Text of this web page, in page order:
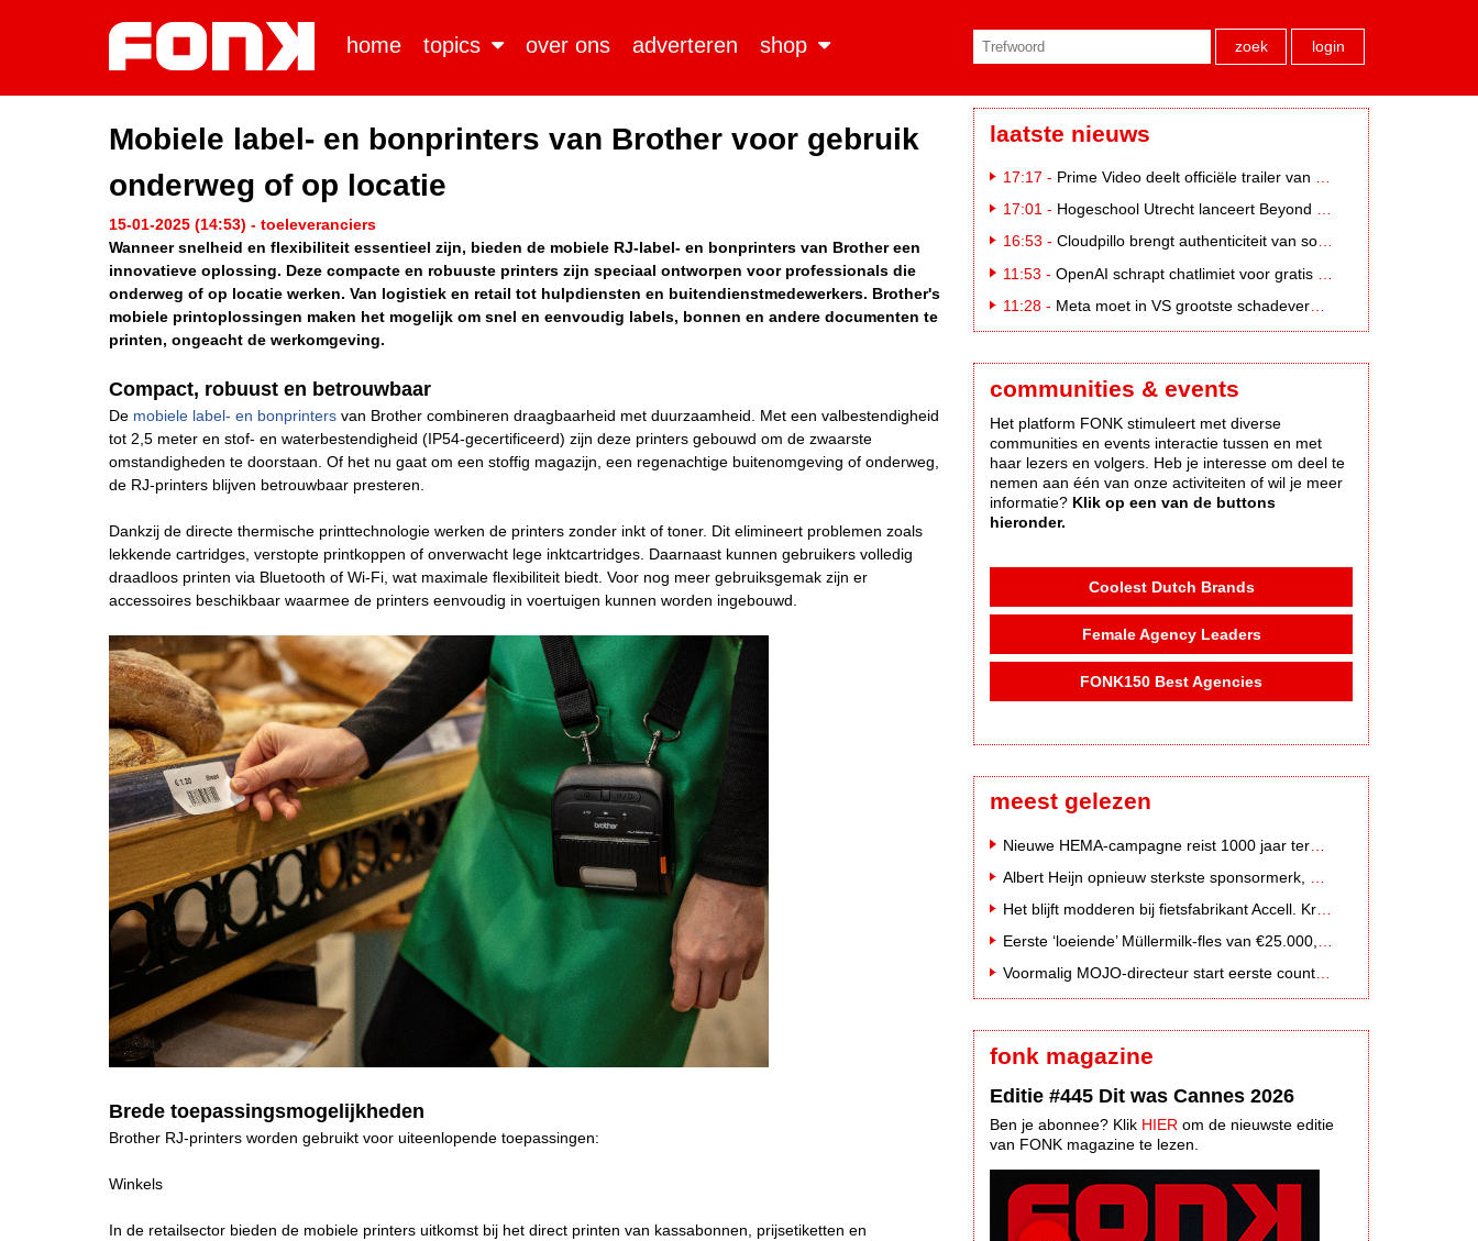
home topics over ons adverteren shop zoek login
Mobiele label- en bonprinters van Brother voor gebruik
onderweg of op locatie
15-01-2025 (14:53) - toeleveranciers
Wanneer snelheid en flexibiliteit essentieel zijn, bieden de mobiele RJ-label- en bonprinters van Brother een
innovatieve oplossing. Deze compacte en robuuste printers zijn speciaal ontworpen voor professionals die
onderweg of op locatie werken. Van logistiek en retail tot hulpdiensten en buitendienstmedewerkers. Brother's
mobiele printoplossingen maken het mogelijk om snel en eenvoudig labels, bonnen en andere documenten te
printen, ongeacht de werkomgeving.
Compact, robuust en betrouwbaar
De mobiele label- en bonprinters van Brother combineren draagbaarheid met duurzaamheid. Met een valbestendigheid
tot 2,5 meter en stof- en waterbestendigheid (IP54-gecertificeerd) zijn deze printers gebouwd om de zwaarste
omstandigheden te doorstaan. Of het nu gaat om een stoffig magazijn, een regenachtige buitenomgeving of onderweg,
de RJ-printers blijven betrouwbaar presteren.
Dankzij de directe thermische printtechnologie werken de printers zonder inkt of toner. Dit elimineert problemen zoals
lekkende cartridges, verstopte printkoppen of onverwacht lege inktcartridges. Daarnaast kunnen gebruikers volledig
draadloos printen via Bluetooth of Wi-Fi, wat maximale flexibiliteit biedt. Voor nog meer gebruiksgemak zijn er
accessoires beschikbaar waarmee de printers eenvoudig in voertuigen kunnen worden ingebouwd.
Brede toepassingsmogelijkheden
Brother RJ-printers worden gebruikt voor uiteenlopende toepassingen:
Winkels
In de retailsector bieden de mobiele printers uitkomst bij het direct printen van kassabonnen, prijsetiketten en
laatste nieuws
17:17 - Prime Video deelt officiële trailer van L*VE KLEINE
17:01 - Hogeschool Utrecht lanceert Beyond Campus binnen International Creative Business
16:53 - Cloudpillo brengt authenticiteit van social naar tv
11:53 - OpenAI schrapt chatlimiet voor gratis ChatGPT-gebruikers
11:28 - Meta moet in VS grootste schadevergoeding ooit betalen: 567 miljoen dollar
communities & events
Het platform FONK stimuleert met diverse
communities en events interactie tussen en met
haar lezers en volgers. Heb je interesse om deel te
nemen aan één van onze activiteiten of wil je meer
informatie? Klik op een van de buttons
hieronder.
Coolest Dutch Brands
Female Agency Leaders
FONK150 Best Agencies
meest gelezen
Voormalig MOJO-directeur start eerste country radiozender van Nederland
fonk magazine
Editie #445 Dit was Cannes 2026
Ben je abonnee? Klik HIER om de nieuwste editie
van FONK magazine te lezen.